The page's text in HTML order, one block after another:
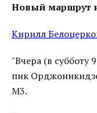
Новый маршрут
Кирилл
"Вчера (в
пик
M3.